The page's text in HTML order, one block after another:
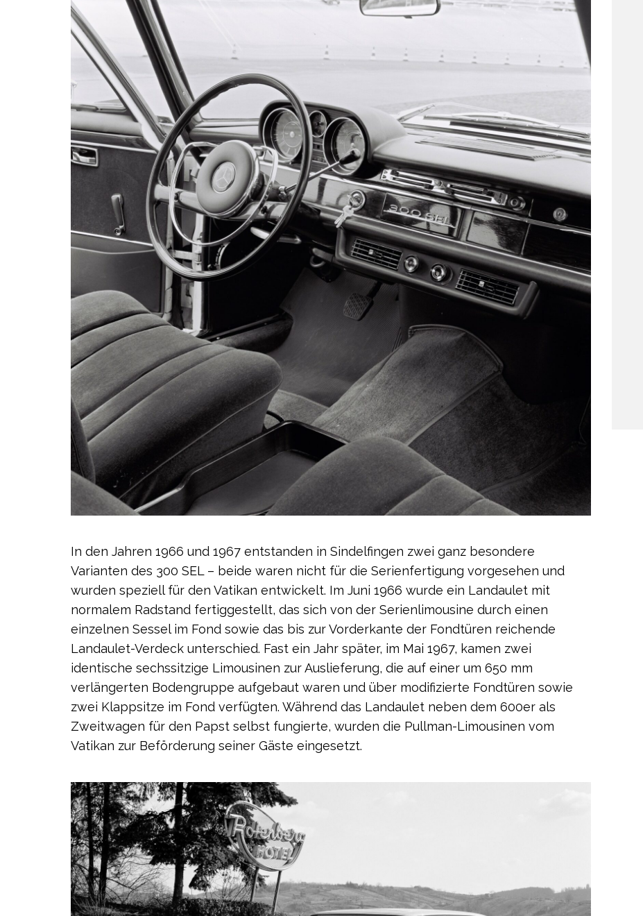
In den Jahren 1966 und 1967 entstanden in Sindelfingen zwei ganz besondere
Varianten des 300 SEL – beide waren nicht für die Serienfertigung vorgesehen und
wurden speziell für den Vatikan entwickelt. Im Juni 1966 wurde ein Landaulet mit
normalem Radstand fertiggestellt, das sich von der Serienlimousine durch einen
einzelnen Sessel im Fond sowie das bis zur Vorderkante der Fondtüren reichende
Landaulet-Verdeck unterschied. Fast ein Jahr später, im Mai 1967, kamen zwei
identische sechssitzige Limousinen zur Auslieferung, die auf einer um 650 mm
verlängerten Bodengruppe aufgebaut waren und über modifizierte Fondtüren sowie
zwei Klappsitze im Fond verfügten. Während das Landaulet neben dem 600er als
Zweitwagen für den Papst selbst fungierte, wurden die Pullman-Limousinen vom
Vatikan zur Beförderung seiner Gäste eingesetzt.